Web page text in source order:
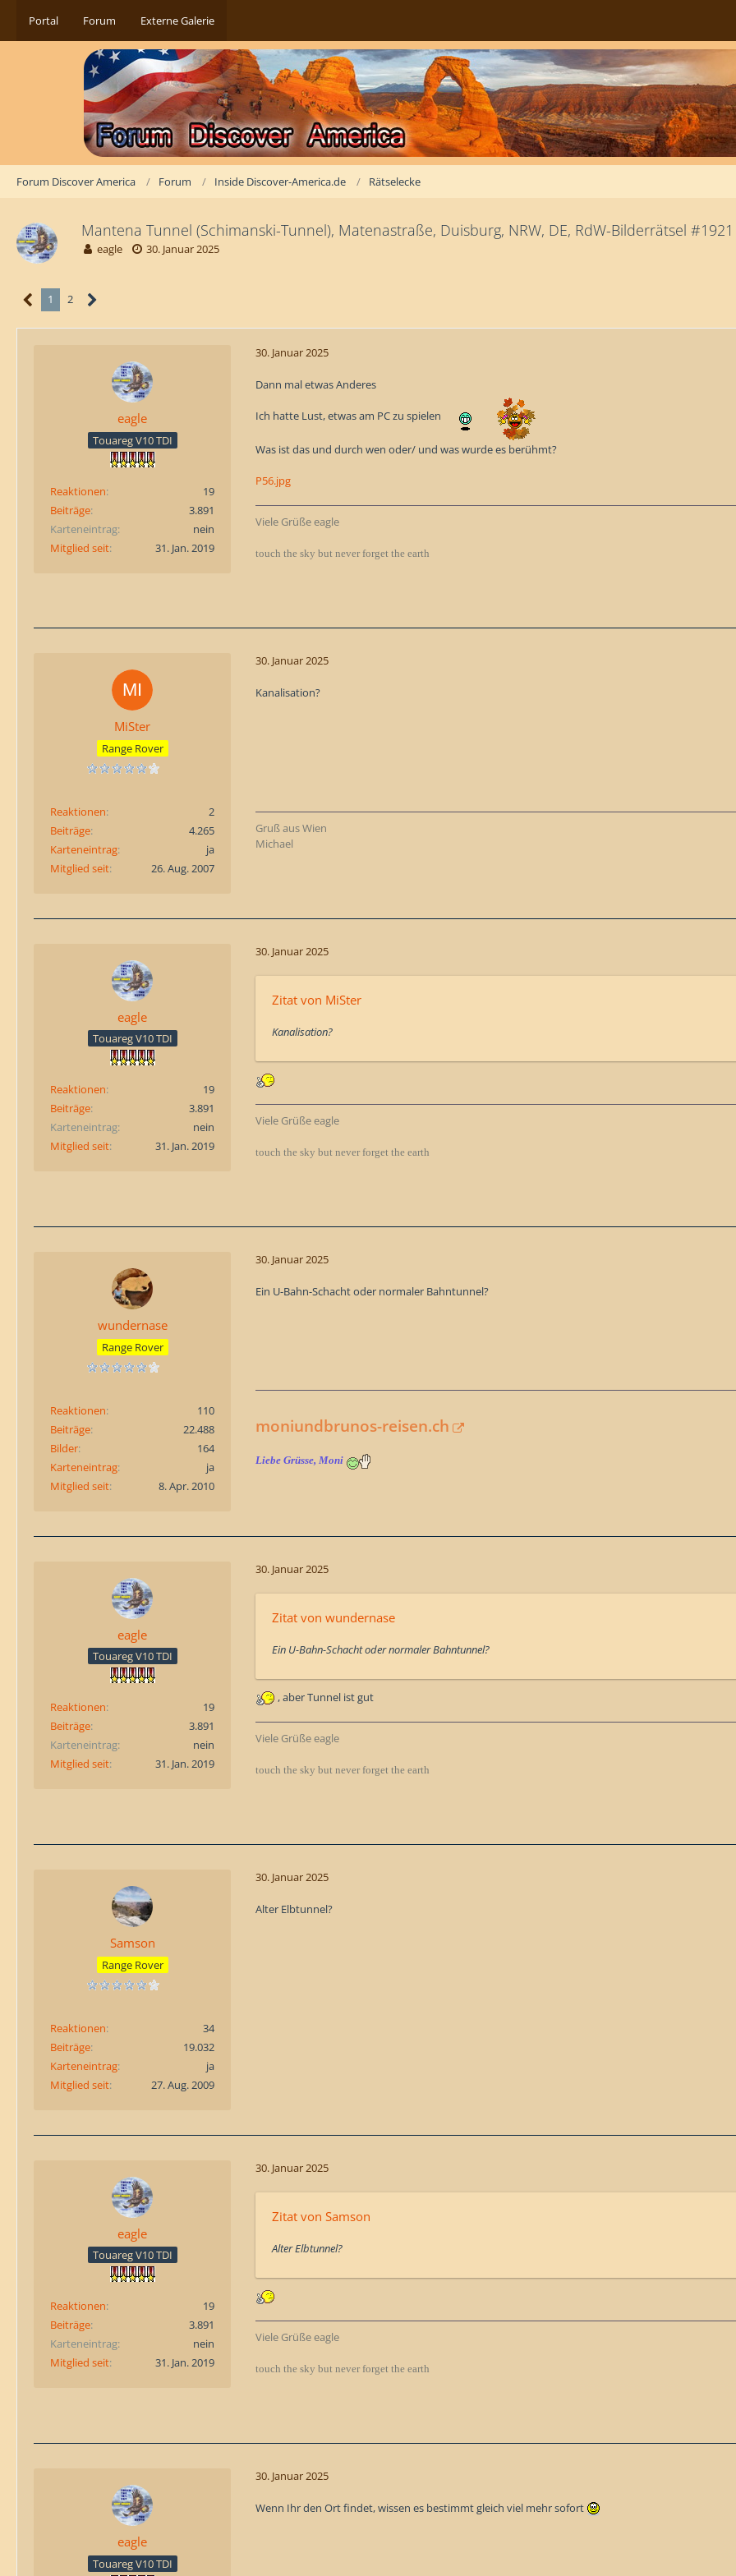
Portal Forum Externe Galerie
Forum Discover America Forum Inside Discover-America.de Rätselecke
Mantena Tunnel (Schimanski-Tunnel), Matenastraße, Duisburg, NRW, DE, RdW-Bilderrätsel #1921
eagle 30. Januar 2025
1 2
eagle
Touareg V10 TDI
Reaktionen
19
Beiträge
3.891
Karteneintrag
nein
Mitglied seit
31. Jan. 2019
30. Januar 2025
Dann mal etwas Anderes
Ich hatte Lust, etwas am PC zu spielen
Was ist das und durch wen oder/ und was wurde es berühmt?
P56.jpg
Viele Grüße eagle
touch the sky but never forget the earth
MiSter
Range Rover
Reaktionen
2
Beiträge
4.265
Karteneintrag
ja
Mitglied seit
26. Aug. 2007
30. Januar 2025
Kanalisation?
Gruß aus Wien
Michael
eagle
Touareg V10 TDI
Reaktionen
19
Beiträge
3.891
Karteneintrag
nein
Mitglied seit
31. Jan. 2019
30. Januar 2025
Zitat von MiSter
Kanalisation?
Viele Grüße eagle
touch the sky but never forget the earth
wundernase
Range Rover
Reaktionen
110
Beiträge
22.488
Bilder
164
Karteneintrag
ja
Mitglied seit
8. Apr. 2010
30. Januar 2025
Ein U-Bahn-Schacht oder normaler Bahntunnel?
moniundbrunos-reisen.ch
Liebe Grüsse, Moni
eagle
Touareg V10 TDI
Reaktionen
19
Beiträge
3.891
Karteneintrag
nein
Mitglied seit
31. Jan. 2019
30. Januar 2025
Zitat von wundernase
Ein U-Bahn-Schacht oder normaler Bahntunnel?
, aber Tunnel ist gut
Viele Grüße eagle
touch the sky but never forget the earth
Samson
Range Rover
Reaktionen
34
Beiträge
19.032
Karteneintrag
ja
Mitglied seit
27. Aug. 2009
30. Januar 2025
Alter Elbtunnel?
eagle
Touareg V10 TDI
Reaktionen
19
Beiträge
3.891
Karteneintrag
nein
Mitglied seit
31. Jan. 2019
30. Januar 2025
Zitat von Samson
Alter Elbtunnel?
Viele Grüße eagle
touch the sky but never forget the earth
eagle
Touareg V10 TDI
30. Januar 2025
Wenn Ihr den Ort findet, wissen es bestimmt gleich viel mehr sofort